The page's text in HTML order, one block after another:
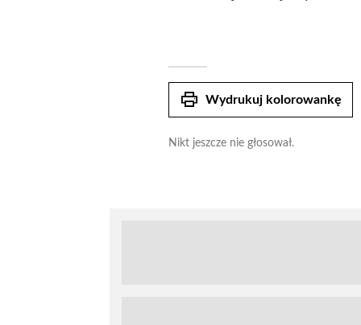
print Wydrukuj kolorowankę
Nikt jeszcze nie głosował.